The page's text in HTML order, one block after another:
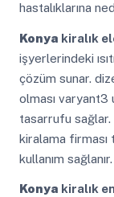
hastalıklarına
Konya kiralık
işyerlerindeki
çözüm sunar.
olması varyant3
tasarrufu
kiralama firması
kullanım sağlanır.
Konya kiralık